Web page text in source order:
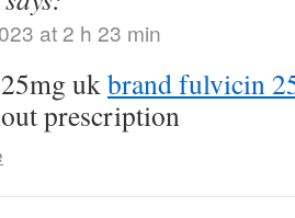
at 2 h 23 min
uk brand fulvicin
prescription